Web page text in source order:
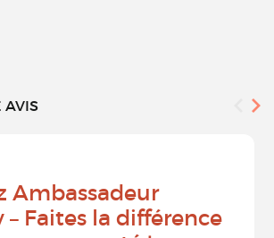
AVIS
Ambassadeur
– Faites la différence